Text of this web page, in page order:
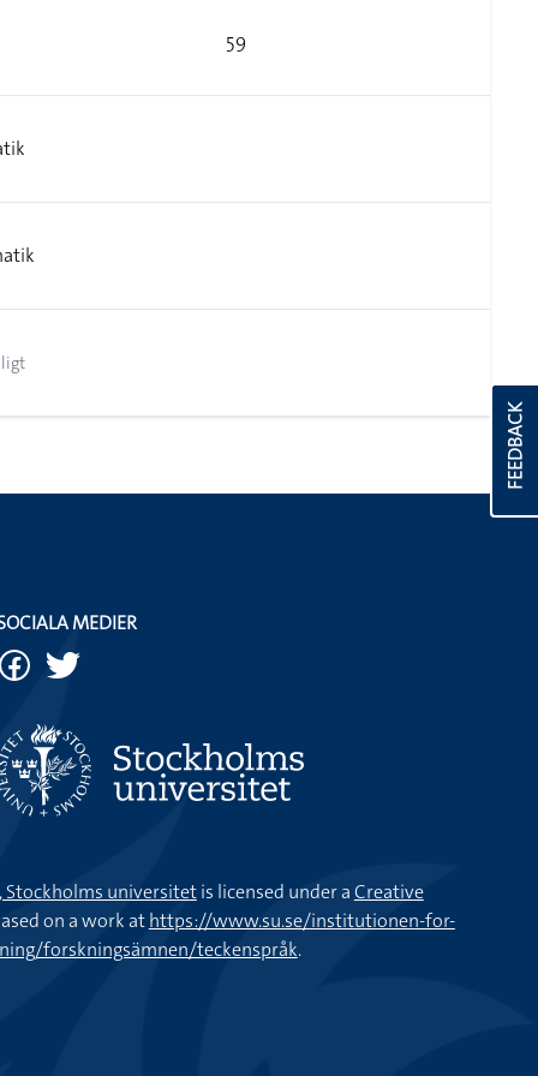
59
FEEDBACK
MEDIER
universitetis licensed under aCreative
on a work athttps://www.su.se/institutionen-for-
forskningsämnen/teckenspråk.